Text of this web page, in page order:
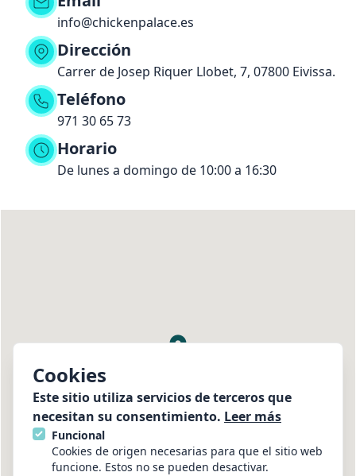
Cookies
Este sitio utiliza servicios de terceros que
necesitan su consentimiento. Leer más
Funcional
Cookies de origen necesarias para que el sitio web
funcione. Estos no se pueden desactivar.
info@chickenpalace.es
Dirección
Carrer de Josep Riquer Llobet, 7, 07800 Eivissa.
Teléfono
971 30 65 73
Horario
De lunes a domingo de 10:00 a 16:30